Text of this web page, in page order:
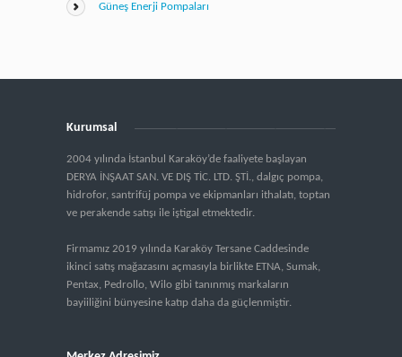
Güneş Enerji Pompaları
Kurumsal
2004 yılında İstanbul Karaköy’de faaliyete başlayan
DERYA İNŞAAT SAN. VE DIŞ TİC. LTD. ŞTİ., dalgıç pompa,
hidrofor, santrifüj pompa ve ekipmanları ithalatı, toptan
ve perakende satışı ile iştigal etmektedir.
Firmamız 2019 yılında Karaköy Tersane Caddesinde
ikinci satış mağazasını açmasıyla birlikte ETNA, Sumak,
Pentax, Pedrollo, Wilo gibi tanınmış markaların
bayiiliğini bünyesine katıp daha da güçlenmiştir.